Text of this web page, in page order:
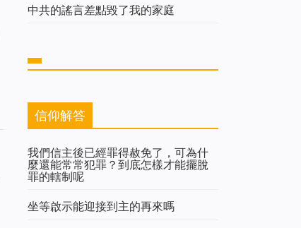
中共的謠言差點毀了我的家庭
信仰解答
我們信主後已經罪得赦免了，可為什
麼還能常常犯罪？到底怎樣才能擺脫
罪的轄制呢
坐等啟示能迎接到主的再來嗎